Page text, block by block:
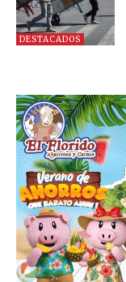
DESTACADOS